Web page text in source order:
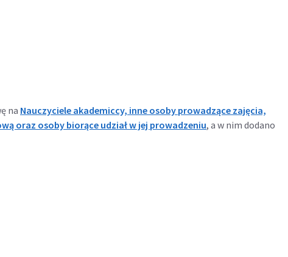
na Nauczyciele akademiccy, inne osoby prowadzące zajęcia,
oraz osoby biorące udział w jej prowadzeniu, a w nim dodano